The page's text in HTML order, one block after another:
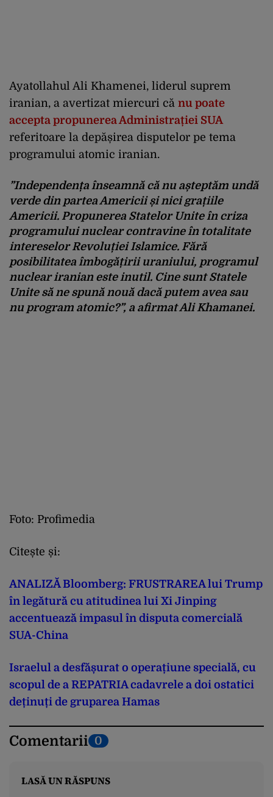
Ayatollahul Ali Khamenei, liderul suprem
iranian, a avertizat miercuri că nu poate
accepta propunerea Administrației SUA
referitoare la depășirea disputelor pe tema
programului atomic iranian.
”Independența înseamnă că nu așteptăm undă
verde din partea Americii și nici grațiile
Americii. Propunerea Statelor Unite în criza
programului nuclear contravine în totalitate
intereselor Revoluției Islamice. Fără
posibilitatea îmbogățirii uraniului, programul
nuclear iranian este inutil. Cine sunt Statele
Unite să ne spună nouă dacă putem avea sau
nu program atomic?”, a afirmat Ali Khamanei.
Foto: Profimedia
Citește și:
ANALIZĂ Bloomberg: FRUSTRAREA lui Trump
în legătură cu atitudinea lui Xi Jinping
accentuează impasul în disputa comercială
SUA-China
Israelul a desfășurat o operațiune specială, cu
scopul de a REPATRIA cadavrele a doi ostatici
deținuți de gruparea Hamas
Comentarii 0
LASĂ UN RĂSPUNS